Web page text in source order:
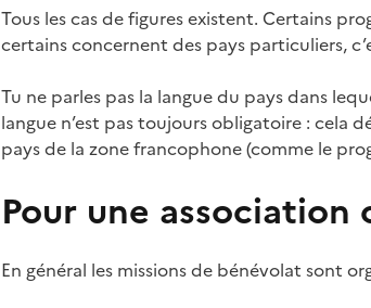
Tous les cas de figures existent. Certains
certains concernent des pays particuliers,
Tu ne parles pas la langue du pays dans
langue n’est pas toujours obligatoire : cela
pays de la zone francophone (comme le
Pour une
En général les missions de bénévolat sont